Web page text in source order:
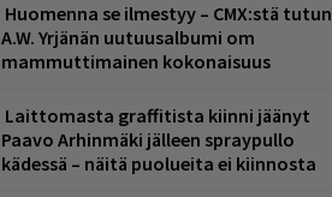
Huomenna se ilmestyy – CMX:stä tutun
A.W. Yrjänän uutuusalbumi om
mammuttimainen kokonaisuus
Laittomasta graffitista kiinni jäänyt
Paavo Arhinmäki jälleen spraypullo
kädessä – näitä puolueita ei kiinnosta